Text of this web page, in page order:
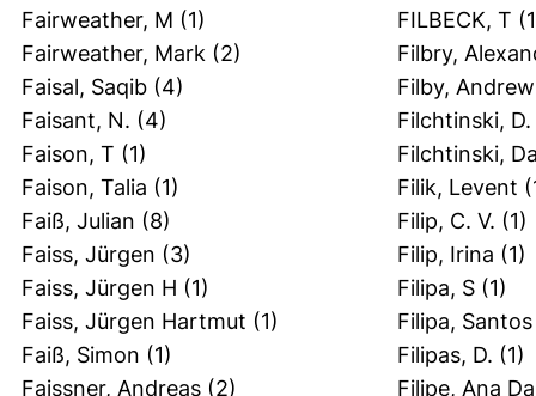
Fairweather, M (1)
Fairweather, Mark (2)
Faisal, Saqib (4)
Faisant, N. (4)
Faison, T (1)
Faison, Talia (1)
Faiß, Julian (8)
Faiss, Jürgen (3)
Faiss, Jürgen H (1)
Faiss, Jürgen Hartmut (1)
Faiß, Simon (1)
Faissner, Andreas (2)
FILBECK, T
Filbry,
Filby, Andrew
Filchtinski, D.
Filchtinski,
Filik, Levent
Filip, C. V. (1)
Filip, Irina (1)
Filipa, S (1)
Filipa, Santos
Filipas, D. (1)
Filipe, Ana